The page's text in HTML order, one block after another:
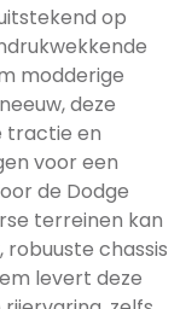
op
modderige
deze
tractie en
voor een
de Dodge
terreinen kan
chassis
levert deze